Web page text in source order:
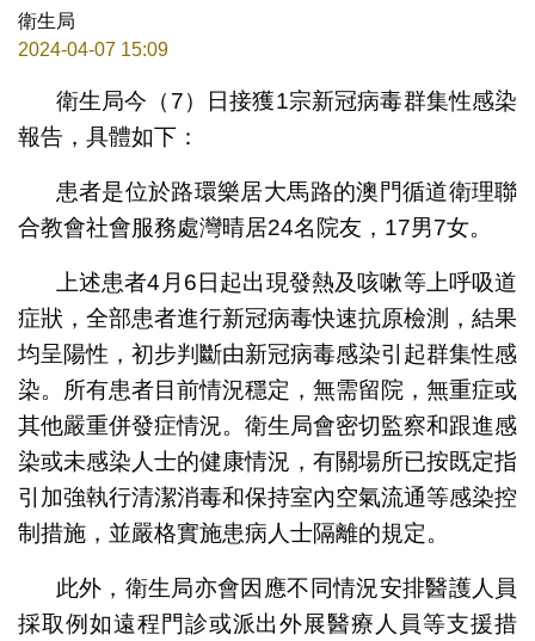
衛生局
2024-04-07 15:09
衛生局今（7）日接獲1宗新冠病毒群集性感染
報告，具體如下：
患者是位於路環樂居大馬路的澳門循道衛理聯
合教會社會服務處灣晴居24名院友，17男7女。
上述患者4月6日起出現發熱及咳嗽等上呼吸道
症狀，全部患者進行新冠病毒快速抗原檢測，結果
均呈陽性，初步判斷由新冠病毒感染引起群集性感
染。所有患者目前情況穩定，無需留院，無重症或
其他嚴重併發症情況。衛生局會密切監察和跟進感
染或未感染人士的健康情況，有關場所已按既定指
引加強執行清潔消毒和保持室內空氣流通等感染控
制措施，並嚴格實施患病人士隔離的規定。
此外，衛生局亦會因應不同情況安排醫護人員
採取例如遠程門診或派出外展醫療人員等支援措